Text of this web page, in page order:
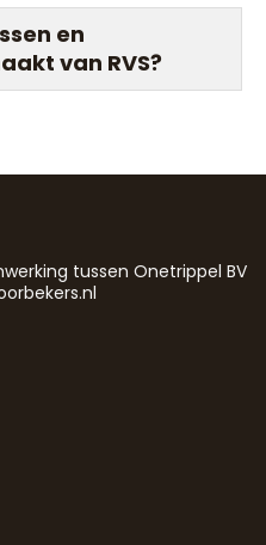
en
van RVS?
tussen Onetrippel BV